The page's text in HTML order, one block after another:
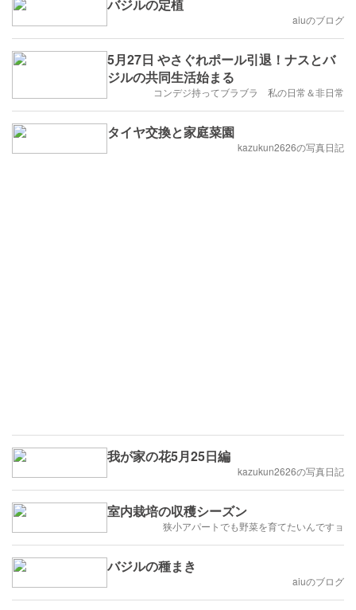
バジルの定植
aiuのブログ
5月27日 やさぐれポール引退！ナスとバ
ジルの共同生活始まる
コンデジ持ってブラブラ 私の日常＆非日常
タイヤ交換と家庭菜園
kazukun2626の写真日記
我が家の花5月25日編
kazukun2626の写真日記
室内栽培の収穫シーズン
狭小アパートでも野菜を育てたいんですョ
バジルの種まき
aiuのブログ